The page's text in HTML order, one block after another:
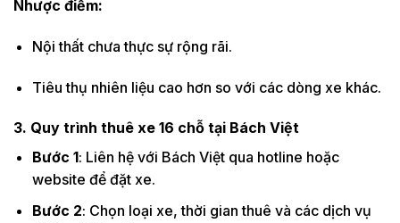
Nhược điểm:
Nội thất chưa thực sự rộng rãi.
Tiêu thụ nhiên liệu cao hơn so với các dòng xe khác.
3. Quy trình thuê xe 16 chỗ tại Bách Việt
Bước 1: Liên hệ với Bách Việt qua hotline hoặc
website để đặt xe.
Bước 2: Chọn loại xe, thời gian thuê và các dịch vụ